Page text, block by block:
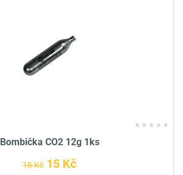
Bombička CO2 12g 1ks
16 Kč 15 Kč